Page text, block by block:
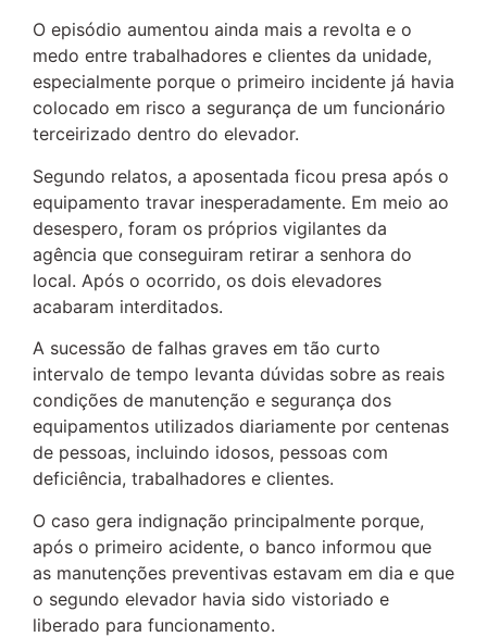
O episódio aumentou ainda mais a revolta e o
medo entre trabalhadores e clientes da unidade,
especialmente porque o primeiro incidente já havia
colocado em risco a segurança de um funcionário
terceirizado dentro do elevador.
Segundo relatos, a aposentada ficou presa após o
equipamento travar inesperadamente. Em meio ao
desespero, foram os próprios vigilantes da
agência que conseguiram retirar a senhora do
local. Após o ocorrido, os dois elevadores
acabaram interditados.
A sucessão de falhas graves em tão curto
intervalo de tempo levanta dúvidas sobre as reais
condições de manutenção e segurança dos
equipamentos utilizados diariamente por centenas
de pessoas, incluindo idosos, pessoas com
deficiência, trabalhadores e clientes.
O caso gera indignação principalmente porque,
após o primeiro acidente, o banco informou que
as manutenções preventivas estavam em dia e que
o segundo elevador havia sido vistoriado e
liberado para funcionamento.